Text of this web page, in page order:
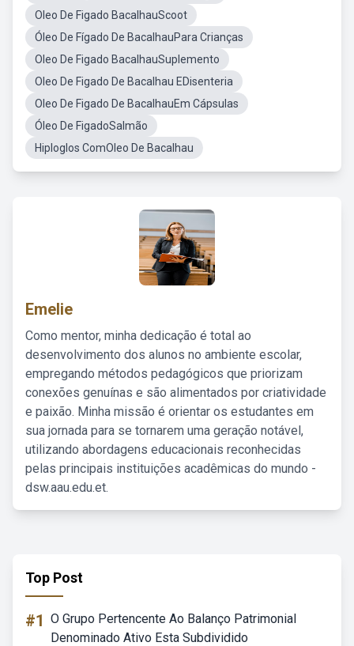
Oleo De Figado BacalhauScoot
Óleo De Fígado De BacalhauPara Crianças
Oleo De Figado BacalhauSuplemento
Oleo De Figado De Bacalhau EDisenteria
Oleo De Figado De BacalhauEm Cápsulas
Óleo De FigadoSalmão
Hiploglos ComOleo De Bacalhau
Emelie
Como mentor, minha dedicação é total ao
desenvolvimento dos alunos no ambiente escolar,
empregando métodos pedagógicos que priorizam
conexões genuínas e são alimentados por criatividade
e paixão. Minha missão é orientar os estudantes em
sua jornada para se tornarem uma geração notável,
utilizando abordagens educacionais reconhecidas
pelas principais instituições acadêmicas do mundo -
dsw.aau.edu.et.
Top Post
#1 O Grupo Pertencente Ao Balanço Patrimonial
Denominado Ativo Esta Subdividido